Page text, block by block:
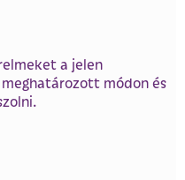
a jelen
módon és